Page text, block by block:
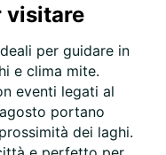
visitare
per guidare in
e clima mite.
eventi legati al
portano
dei laghi.